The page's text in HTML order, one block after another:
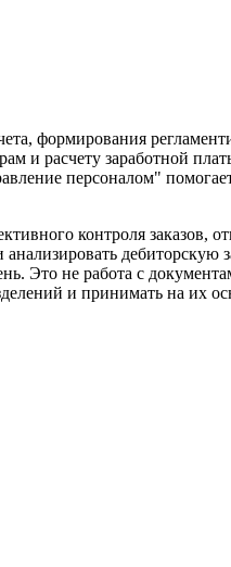
формирования
и расчету заработной
персоналом"
контроля заказов,
анализировать
Это не работа с
и принимать на их